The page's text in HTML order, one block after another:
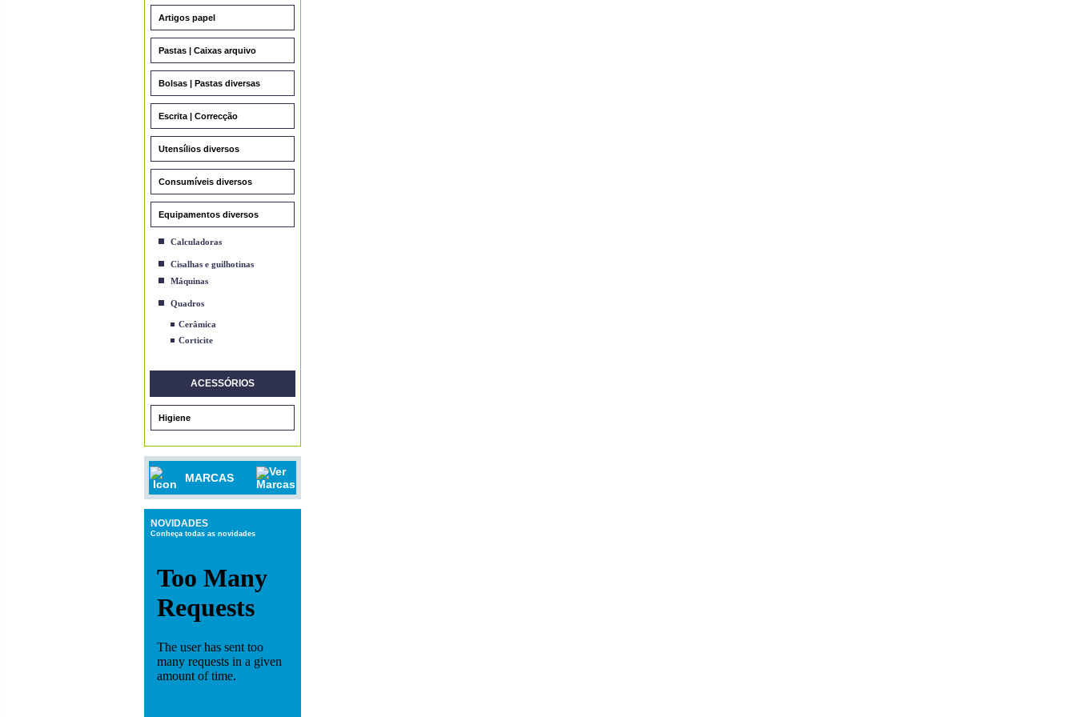
Artigos papel
Pastas | Caixas arquivo
Bolsas | Pastas diversas
Escrita | Correcção
Utensílios diversos
Consumíveis diversos
Equipamentos diversos
Calculadoras
Cisalhas e guilhotinas
Máquinas
Quadros
Cerâmica
Corticite
ACESSÓRIOS
Higiene
MARCAS
NOVIDADES
Conheça todas as novidades